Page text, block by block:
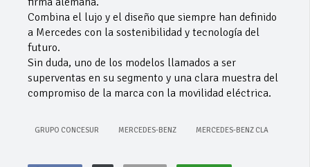
Combina el lujo y el diseño que siempre han definido
a Mercedes con la sostenibilidad y tecnología del
futuro.
Sin duda, uno de los modelos llamados a ser
superventas en su segmento y una clara muestra del
compromiso de la marca con la movilidad eléctrica.
GRUPO CONCESUR MERCEDES-BENZ MERCEDES-BENZ CLA